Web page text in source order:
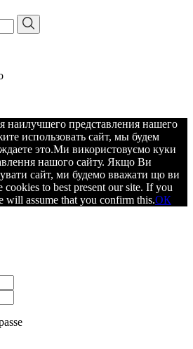
наилучшего представления нашего
использовать сайт, мы будем
это.Ми використовуємо куки
нашого сайту. Якщо Ви
сайт, ми будемо вважати що ви
cookies to best present our site. If you
will assume that you confirm this.ОК